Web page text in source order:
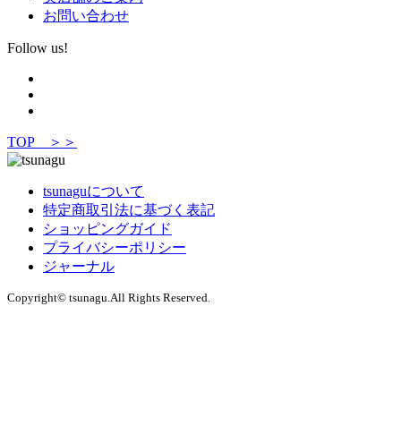
お問い合わせ
Follow us!
TOP ＞＞
tsunaguについて
特定商取引法に基づく表記
ショッピングガイド
プライバシーポリシー
ジャーナル
Copyright© tsunagu.All Rights Reserved.